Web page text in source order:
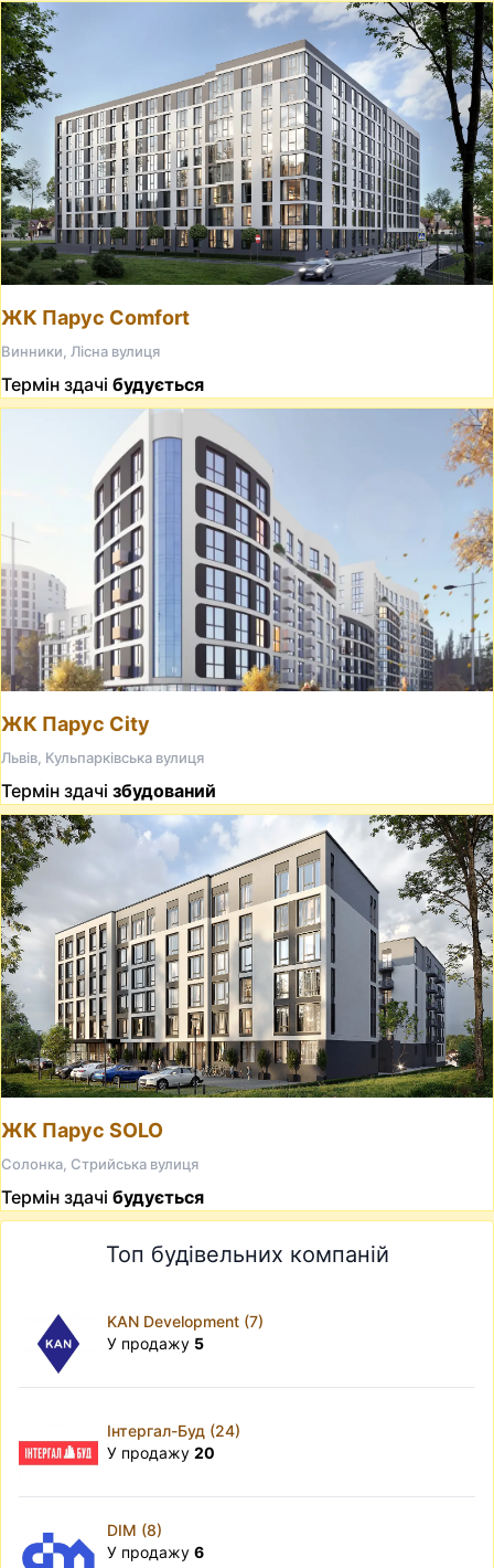
ЖК Парус Comfort
Винники, Лісна вулиця
Термін здачі будується
ЖК Парус City
Львів, Кульпарківська вулиця
Термін здачі збудований
ЖК Парус SOLO
Солонка, Стрийська вулиця
Термін здачі будується
Топ будівельних компаній
KAN Development (7)
У продажу 5
Інтергал-Буд (24)
У продажу 20
DIM (8)
У продажу 6